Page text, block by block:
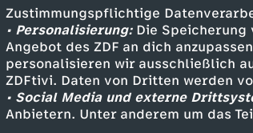
Zustimmungspflichtige
• Personalisierung:Die Speicherung
Angebot des ZDF an dich
personalisieren wir ausschließlich
ZDFtivi. Daten von Dritten werden
• Social Media und externe
Anbietern. Unter anderem um das
erklären. Dank dieses
auch Smartphones
Quantenphysik in der
Am Max-Planck-Institut